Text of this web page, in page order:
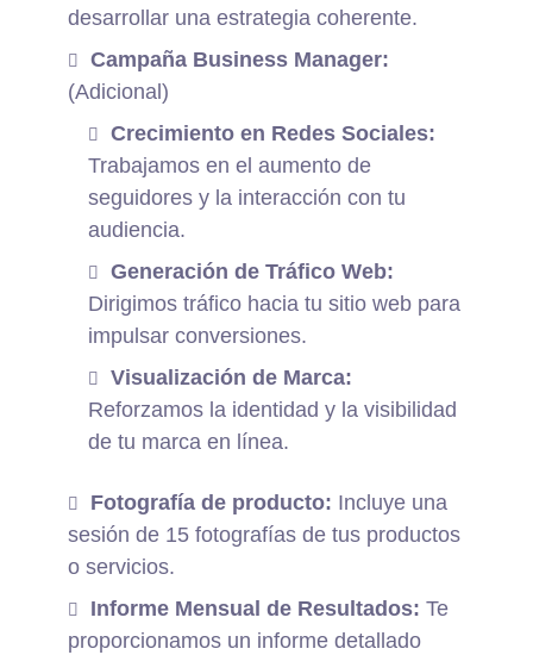
desarrollar una estrategia coherente.
Campaña Business Manager:
(Adicional)
Crecimiento en Redes Sociales:
Trabajamos en el aumento de
seguidores y la interacción con tu
audiencia.
Generación de Tráfico Web:
Dirigimos tráfico hacia tu sitio web para
impulsar conversiones.
Visualización de Marca:
Reforzamos la identidad y la visibilidad
de tu marca en línea.
Fotografía de producto: Incluye una
sesión de 15 fotografías de tus productos
o servicios.
Informe Mensual de Resultados: Te
proporcionamos un informe detallado